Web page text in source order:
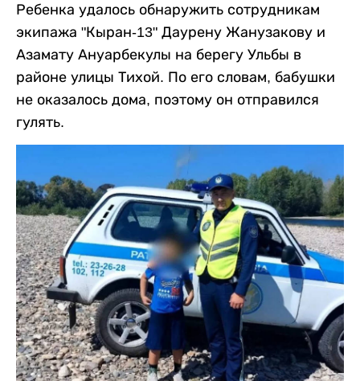
Ребенка удалось обнаружить сотрудникам
экипажа "Кыран-13" Даурену Жанузакову и
Азамату Ануарбекулы на берегу Ульбы в
районе улицы Тихой. По его словам, бабушки
не оказалось дома, поэтому он отправился
гулять.